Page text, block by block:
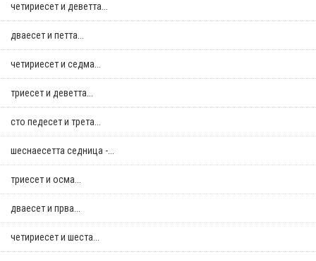
четириесет и деветта...
дваесет и петта...
четириесет и седма...
триесет и деветта...
сто педесет и трета...
шеснаесетта седница -...
триесет и осма...
дваесет и прва...
четириесет и шеста...